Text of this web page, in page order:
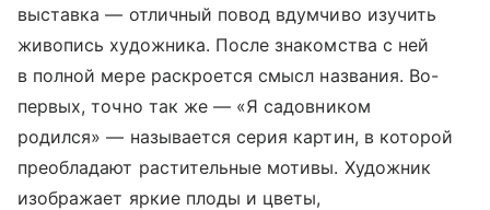
выставка — отличный повод вдумчиво изучить
живопись художника. После знакомства с ней
в полной мере раскроется смысл названия. Во-
первых, точно так же — «Я садовником
родился» — называется серия картин, в которой
преобладают растительные мотивы. Художник
изображает яркие плоды и цветы,